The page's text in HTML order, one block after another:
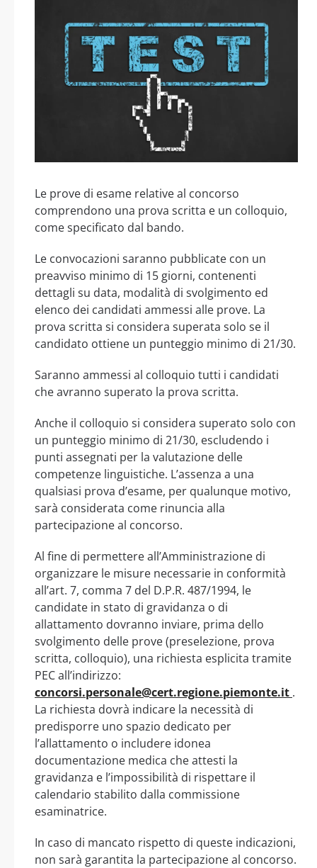
Le prove di esame relative al concorso
comprendono una prova scritta e un colloquio,
come specificato dal bando.
Le convocazioni saranno pubblicate con un
preavviso minimo di 15 giorni, contenenti
dettagli su data, modalità di svolgimento ed
elenco dei candidati ammessi alle prove. La
prova scritta si considera superata solo se il
candidato ottiene un punteggio minimo di 21/30.
Saranno ammessi al colloquio tutti i candidati
che avranno superato la prova scritta.
Anche il colloquio si considera superato solo con
un punteggio minimo di 21/30, escludendo i
punti assegnati per la valutazione delle
competenze linguistiche. L’assenza a una
qualsiasi prova d’esame, per qualunque motivo,
sarà considerata come rinuncia alla
partecipazione al concorso.
Al fine di permettere all’Amministrazione di
organizzare le misure necessarie in conformità
all’art. 7, comma 7 del D.P.R. 487/1994, le
candidate in stato di gravidanza o di
allattamento dovranno inviare, prima dello
svolgimento delle prove (preselezione, prova
scritta, colloquio), una richiesta esplicita tramite
PEC all’indirizzo:
concorsi.personale@cert.regione.piemonte.it .
La richiesta dovrà indicare la necessità di
predisporre uno spazio dedicato per
l’allattamento o includere idonea
documentazione medica che attesti la
gravidanza e l’impossibilità di rispettare il
calendario stabilito dalla commissione
esaminatrice.
In caso di mancato rispetto di queste indicazioni,
non sarà garantita la partecipazione al concorso.